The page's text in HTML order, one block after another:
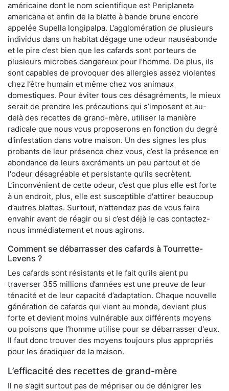
américaine dont le nom scientifique est Periplaneta
americana et enfin de la blatte à bande brune encore
appelée Supella longipalpa. L’agglomération de plusieurs
individus dans un habitat dégage une odeur nauséabonde
et le pire c’est bien que les cafards sont porteurs de
plusieurs microbes dangereux pour l’homme. De plus, ils
sont capables de provoquer des allergies assez violentes
chez l’être humain et même chez vos animaux
domestiques. Pour éviter tous ces désagréments, le mieux
serait de prendre les précautions qui s’imposent et au-
delà des recettes de grand-mère, utiliser la manière
radicale que nous vous proposerons en fonction du degré
d'infestation dans votre maison. Un des signes les plus
probants de leur présence chez vous, c’est la présence en
abondance de leurs excréments un peu partout et de
l'odeur désagréable et persistante qu’ils secrètent.
L’inconvénient de cette odeur, c’est que plus elle est forte
à un endroit, plus, elle est susceptible d'attirer beaucoup
d’autres blattes. Surtout, n’attendez pas de vous faire
envahir avant de réagir ou si c’est déjà le cas contactez-
nous immédiatement et nous agirons.
Comment se débarrasser des cafards à Tourrette-
Levens ?
Les cafards sont résistants et le fait qu’ils aient pu
traverser 355 millions d’années est une preuve de leur
ténacité et de leur capacité d’adaptation. Chaque nouvelle
génération de cafards qui vient au monde, devient plus
forte et devient moins vulnérable aux différents moyens
ou poisons que l’homme utilise pour se débarrasser d'eux.
Il faut donc trouver des moyens toujours plus appropriés
pour les éradiquer de la maison.
L’efficacité des recettes de grand-mère
Il ne s’agit surtout pas de mépriser ou de dénigrer les